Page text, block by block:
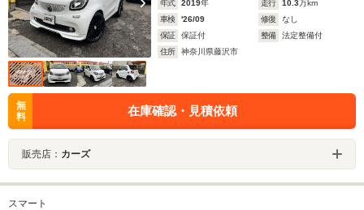
年式 2019年 走行 10.3万km
車検
'26/09 修復
なし
保証
保証付 整備
法定整備付
住所
神奈川県藤沢市
無
料
在庫確認・見積依頼
販売店： カーズ
スマート